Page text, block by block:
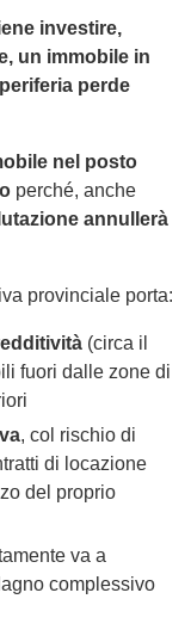
investire,
un immobile in
perde
nel posto
perché, anche
annullerà
provinciale porta:
(circa il
fuori dalle zone di
, col rischio di
di locazione
del proprio
va a
complessivo